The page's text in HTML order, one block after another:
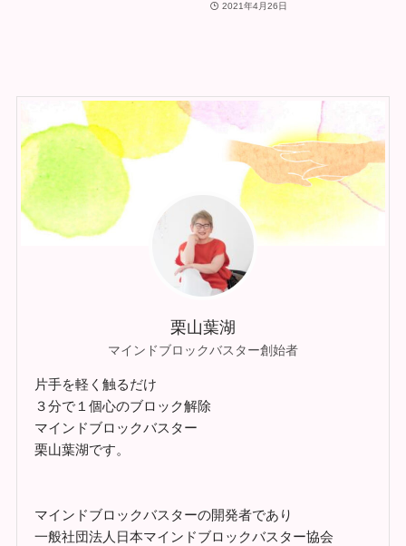
2021年4月26日
栗山葉湖
マインドブロックバスター創始者
片手を軽く触るだけ
３分で１個心のブロック解除
マインドブロックバスター
栗山葉湖です。
マインドブロックバスターの開発者であり
一般社団法人日本マインドブロックバスター協会